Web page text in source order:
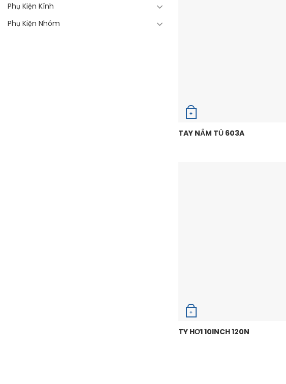
Phụ Kiện Kính
Phụ Kiện Nhôm
+
TAY NẮM TỦ 603A
+
TY HƠI 10INCH 120N